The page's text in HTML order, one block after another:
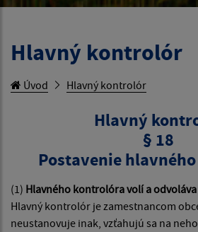
Hlavný kontrolór
Úvod Hlavný kontrolór
Hlavný
§ 18
Postavenie
(1) Hlavného kontrolóra volí a
Hlavný kontrolór je zamestnancom
neustanovuje inak, vzťahujú sa na